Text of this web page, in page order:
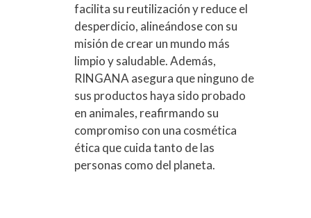
facilita su reutilización y reduce el
desperdicio, alineándose con su
misión de crear un mundo más
limpio y saludable. Además,
RINGANA asegura que ninguno de
sus productos haya sido probado
en animales, reafirmando su
compromiso con una cosmética
ética que cuida tanto de las
personas como del planeta.